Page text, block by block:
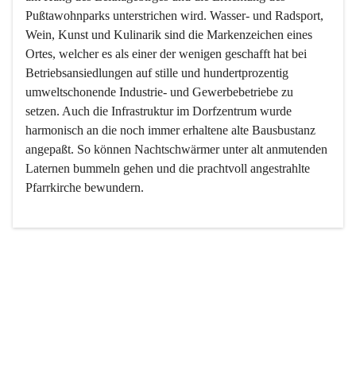
Pußtawohnparks unterstrichen wird. Wasser- und Radsport,
Wein, Kunst und Kulinarik sind die Markenzeichen eines
Ortes, welcher es als einer der wenigen geschafft hat bei
Betriebsansiedlungen auf stille und hundertprozentig
umweltschonende Industrie- und Gewerbebetriebe zu
setzen. Auch die Infrastruktur im Dorfzentrum wurde
harmonisch an die noch immer erhaltene alte Bausbustanz
angepaßt. So können Nachtschwärmer unter alt anmutenden
Laternen bummeln gehen und die prachtvoll angestrahlte
Pfarrkirche bewundern.
Der Weinbau dominert heute nicht mehr, ist aber integrativer